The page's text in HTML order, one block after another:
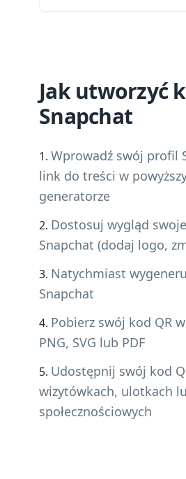
Jak utworzyć
Snapchat
Wprowadź swój profil
link do treści w
generatorze
Dostosuj wygląd
Snapchat (dodaj logo,
Natychmiast
Snapchat
Pobierz swój kod QR
PNG, SVG lub PDF
Udostępnij swój kod
wizytówkach, ulotkach
społecznościowych